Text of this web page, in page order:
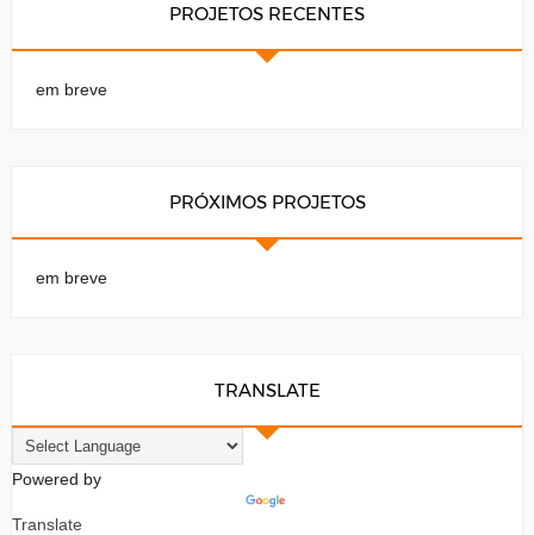
PROJETOS RECENTES
em breve
PRÓXIMOS PROJETOS
em breve
TRANSLATE
Powered by
Translate